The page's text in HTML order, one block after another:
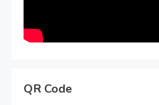
QR Code